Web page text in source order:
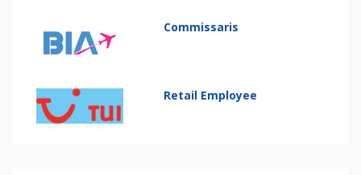
Commissaris
Retail Employee